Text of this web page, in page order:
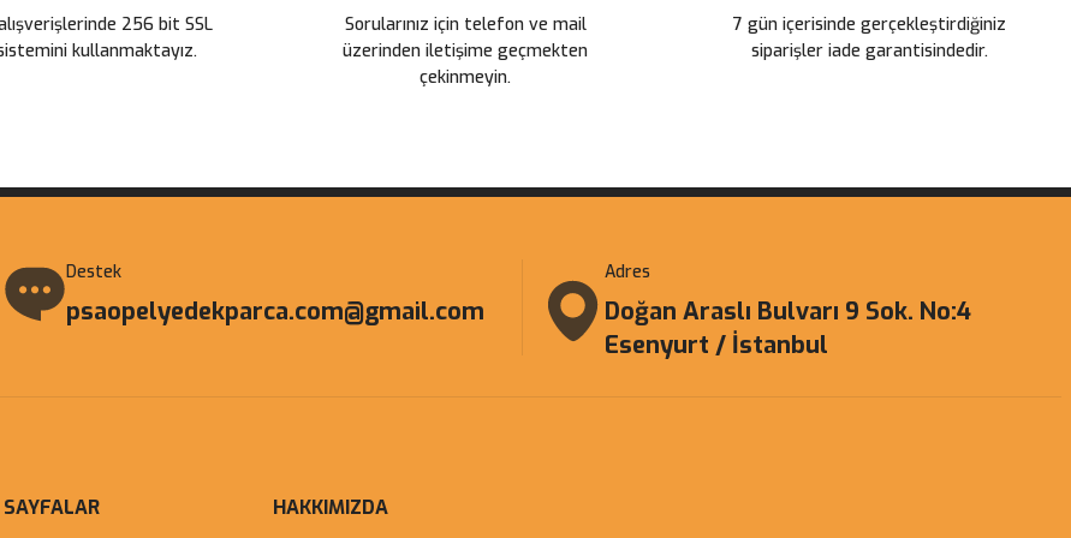
256 bit SSL
kullanmaktayız.
Sorularınız için telefon ve mail
üzerinden iletişime geçmekten
çekinmeyin.
7 gün içerisinde gerçekleştirdiğiniz
siparişler iade garantisindedir.
Destek
psaopelyedekparca.com@gmail.com
Adres
Doğan Araslı Bulvarı 9 Sok. No:4
Esenyurt / İstanbul
SAYFALAR HAKKIMIZDA